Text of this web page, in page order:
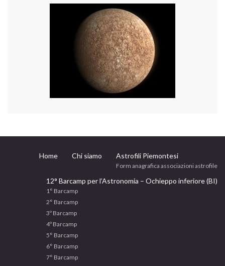
Home Chi siamo Astrofili Piemontesi
Form anagrafica associazioni astrofile
12° Barcamp per l’Astronomia – Ochieppo inferiore (BI)
1° Barcamp
2° Barcamp
3º Barcamp
4º Barcamp
5° Barcamp
6° Barcamp
7° Barcamp